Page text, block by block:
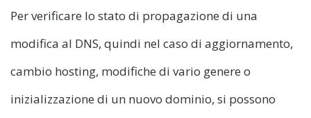
Per verificare lo stato di propagazione di una
modifica al DNS, quindi nel caso di aggiornamento,
cambio hosting, modifiche di vario genere o
inizializzazione di un nuovo dominio, si possono